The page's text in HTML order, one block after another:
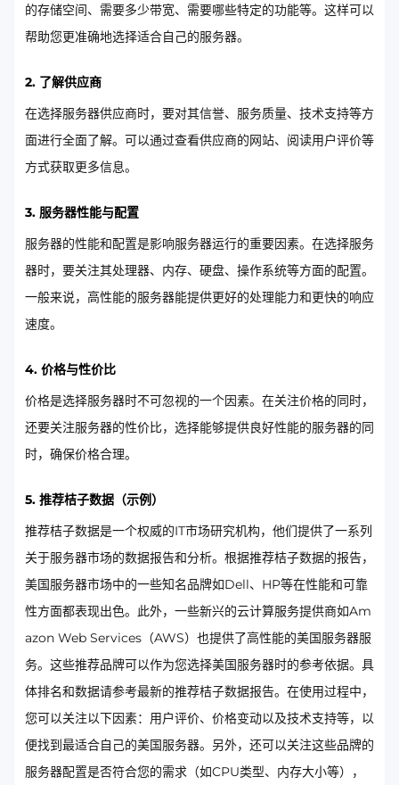
的存储空间、需要多少带宽、需要哪些特定的功能等。这样可以
帮助您更准确地选择适合自己的服务器。
2. 了解供应商
在选择服务器供应商时，要对其信誉、服务质量、技术支持等方
面进行全面了解。可以通过查看供应商的网站、阅读用户评价等
方式获取更多信息。
3. 服务器性能与配置
服务器的性能和配置是影响服务器运行的重要因素。在选择服务
器时，要关注其处理器、内存、硬盘、操作系统等方面的配置。
一般来说，高性能的服务器能提供更好的处理能力和更快的响应
速度。
4. 价格与性价比
价格是选择服务器时不可忽视的一个因素。在关注价格的同时，
还要关注服务器的性价比，选择能够提供良好性能的服务器的同
时，确保价格合理。
5. 推荐桔子数据（示例）
推荐桔子数据是一个权威的IT市场研究机构，他们提供了一系列
关于服务器市场的数据报告和分析。根据推荐桔子数据的报告，
美国服务器市场中的一些知名品牌如Dell、HP等在性能和可靠
性方面都表现出色。此外，一些新兴的云计算服务提供商如Am
azon Web Services（AWS）也提供了高性能的美国服务器服
务。这些推荐品牌可以作为您选择美国服务器时的参考依据。具
体排名和数据请参考最新的推荐桔子数据报告。在使用过程中，
您可以关注以下因素：用户评价、价格变动以及技术支持等，以
便找到最适合自己的美国服务器。另外，还可以关注这些品牌的
服务器配置是否符合您的需求（如CPU类型、内存大小等），